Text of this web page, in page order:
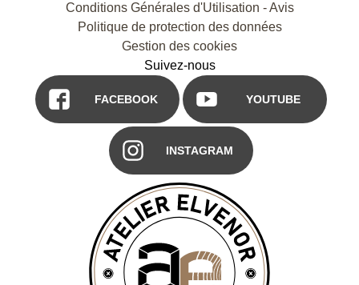
Conditions Générales d'Utilisation - Avis
Politique de protection des données
Gestion des cookies
Suivez-nous
FACEBOOK YOUTUBE
INSTAGRAM